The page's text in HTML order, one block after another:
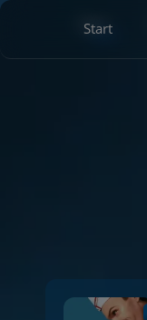
Start